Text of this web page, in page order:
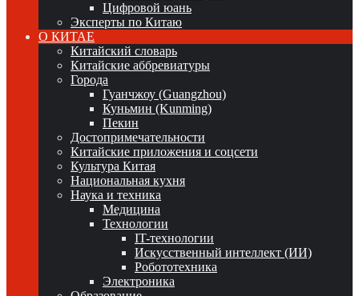
Цифровой юань
Эксперты по Китаю
О КИТАЕ
Китайский словарь
Китайские аббревиатуры
Города
Гуанчжоу (Guangzhou)
Куньмин (Kunming)
Пекин
Достопримечательности
Китайские приложения и соцсети
Культура Китая
Национальная кухня
Наука и техника
Медицина
Технологии
IT-технологии
Искусственный интеллект (ИИ)
Робототехника
Электроника